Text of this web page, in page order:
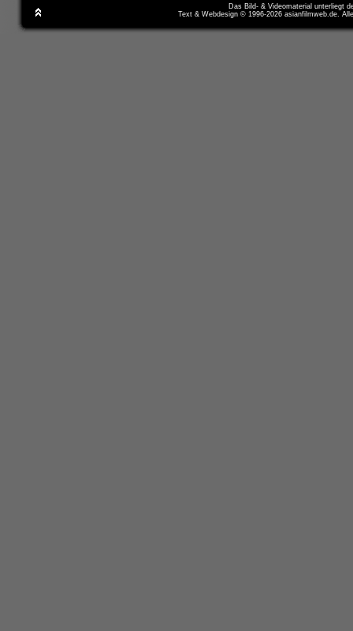
Das Bild- & Videomaterial unterliegt
Text & Webdesign © 1996-2026 asianfilmweb.de.